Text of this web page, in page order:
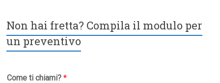
Non hai fretta? Compila il modulo per
un preventivo
Come ti chiami?*